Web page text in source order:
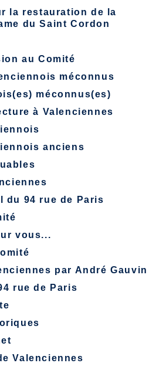
la restauration de la
du Saint Cordon
au Comité
méconnus
méconnus(es)
à Valenciennes
anciens
du 94 rue de Paris
vous...
par André Gauvin
rue de Paris
Valenciennes